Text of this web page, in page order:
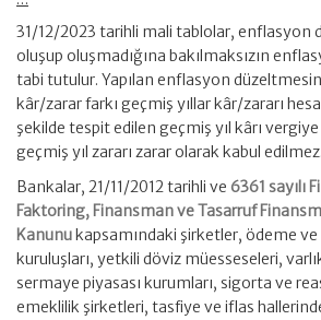
31/12/2023 tarihli mali tablolar, enflasyon
oluşup oluşmadığına bakılmaksızın
tabi tutulur. Yapılan enflasyon
kâr/zarar farkı geçmiş yıllar kâr/zararı
şekilde tespit edilen geçmiş yıl kârı
geçmiş yıl zararı zarar olarak kabul edilmez.
Bankalar, 21/11/2012 tarihli ve 6361 sayılı
Faktoring, Finansman ve Tasarruf
Kanunukapsamındaki şirketler, ödeme
kuruluşları, yetkili döviz müesseseleri,
sermaye piyasası kurumları, sigorta ve
emeklilik şirketleri, tasfiye ve iflas